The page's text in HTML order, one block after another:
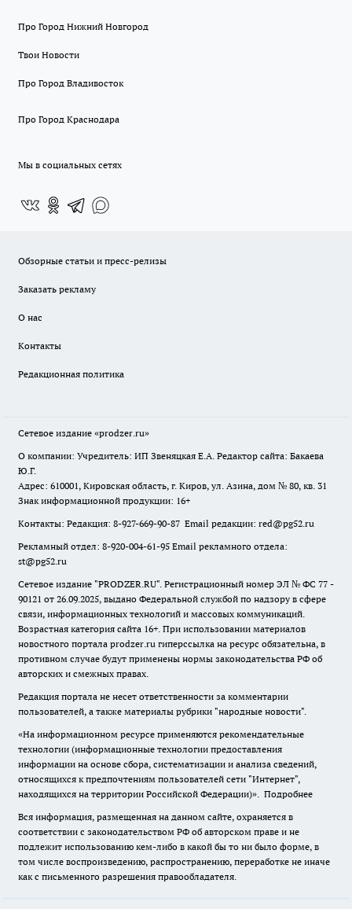
Про Город Нижний Новгород
Твои Новости
Про Город Владивосток
Про Город Краснодара
Мы в социальных сетях
Обзорные статьи и пресс-релизы
Заказать рекламу
О нас
Контакты
Редакционная политика
Сетевое издание «prodzer.ru»
О компании: Учредитель: ИП Звеняцкая Е.А. Редактор сайта: Бакаева
Ю.Г.
Адрес: 610001, Кировская область, г. Киров, ул. Азина, дом № 80, кв. 31
Знак информационной продукции: 16+
Контакты: Редакция: 8-927-669-90-87 Email редакции: red@pg52.ru
Рекламный отдел: 8-920-004-61-95 Email рекламного отдела:
st@pg52.ru
Сетевое издание "PRODZER.RU". Регистрационный номер ЭЛ № ФС 77 -
90121 от 26.09.2025, выдано Федеральной службой по надзору в сфере
связи, информационных технологий и массовых коммуникаций.
Возрастная категория сайта 16+. При использовании материалов
новостного портала prodzer.ru гиперссылка на ресурс обязательна, в
противном случае будут применены нормы законодательства РФ об
авторских и смежных правах.
Редакция портала не несет ответственности за комментарии
пользователей, а также материалы рубрики "народные новости".
«На информационном ресурсе применяются рекомендательные
технологии (информационные технологии предоставления
информации на основе сбора, систематизации и анализа сведений,
относящихся к предпочтениям пользователей сети "Интернет",
находящихся на территории Российской Федерации)». Подробнее
Вся информация, размещенная на данном сайте, охраняется в
соответствии с законодательством РФ об авторском праве и не
подлежит использованию кем-либо в какой бы то ни было форме, в
том числе воспроизведению, распространению, переработке не иначе
как с письменного разрешения правообладателя.